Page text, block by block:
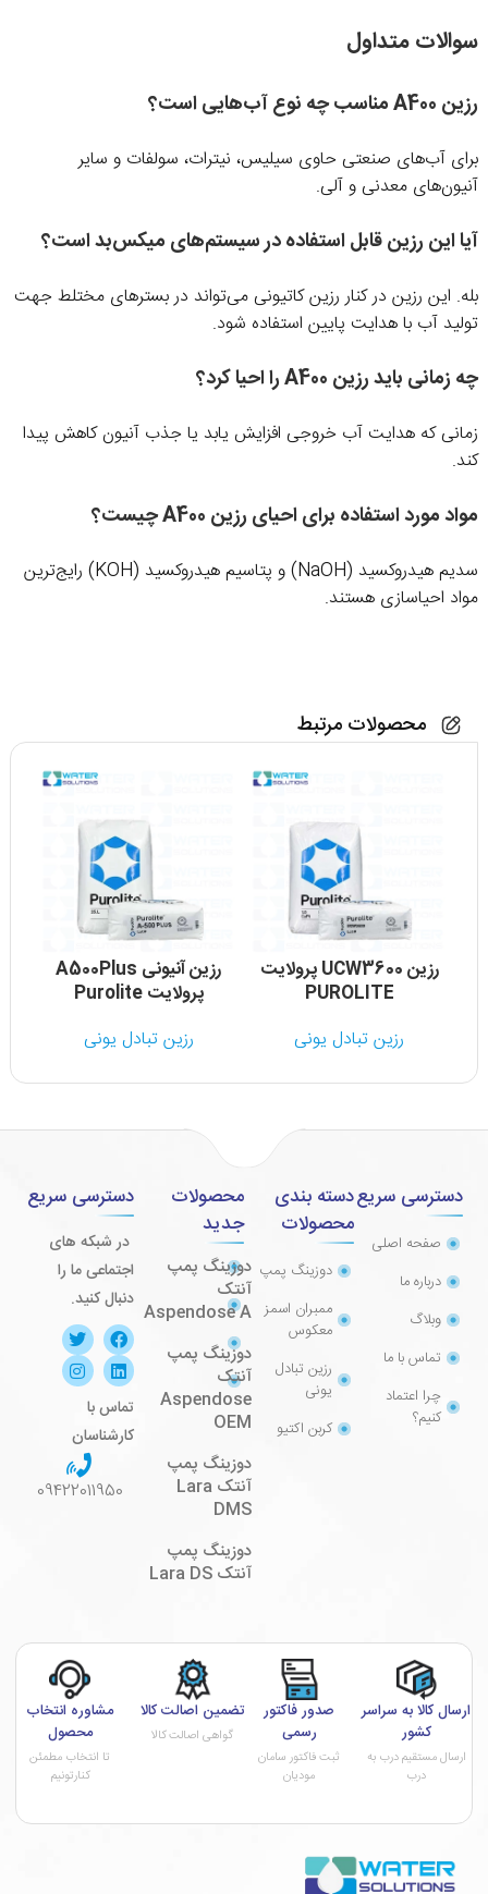
سوالات متداول
رزین A400 مناسب چه نوع آب‌هایی است؟
برای آب‌های صنعتی حاوی سیلیس، نیترات، سولفات و سایر
آنیون‌های معدنی و آلی.
آیا این رزین قابل استفاده در سیستم‌های میکس‌بد است؟
بله. این رزین در کنار رزین کاتیونی می‌تواند در بسترهای مختلط جهت
تولید آب با هدایت پایین استفاده شود.
چه زمانی باید رزین A400 را احیا کرد؟
زمانی که هدایت آب خروجی افزایش یابد یا جذب آنیون کاهش پیدا
کند.
مواد مورد استفاده برای احیای رزین A400 چیست؟
سدیم هیدروکسید (NaOH) و پتاسیم هیدروکسید (KOH) رایج‌ترین
مواد احیاسازی هستند.
محصولات مرتبط
رزین UCW3600 پرولایت
PUROLITE
رزین تبادل یونی
رزین آنیونی A500Plus
پرولایت Purolite
رزین تبادل یونی
دسترسی سریع
صفحه اصلی
درباره ما
وبلاگ
تماس با ما
چرا اعتماد
کنیم؟
دسته بندی
محصولات
دوزینگ پمپ
ممبران اسمز
معکوس
رزین تبادل
یونی
کربن اکتیو
محصولات
جدید
دوزینگ پمپ
آنتک
Aspendose A
دوزینگ پمپ
آنتک
Aspendose
OEM
دوزینگ پمپ
آنتک Lara
DMS
دوزینگ پمپ
آنتک Lara DS
دسترسی سریع
در شبکه های
اجتماعی ما را
دنبال کنید.
تماس با
کارشناسان
09422011950
ارسال کالا به سراسر
کشور
ارسال مستقیم درب به
درب
صدور فاکتور
رسمی
ثبت فاکتور سامان
مودیان
تضمین اصالت کالا
گواهی اصالت کالا
مشاوره انتخاب
محصول
تا انتخاب مطمئن
کنارتونیم